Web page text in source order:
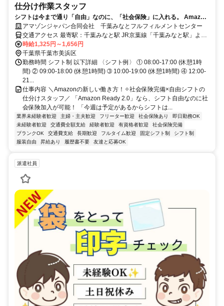
仕分け作業スタッフ
シフトは今まで通り「自由」なのに、「社会保険」に入れる。 Amazon
の新しい働き方『Amazon Ready 2.0』が開始！
アマゾンジャパン合同会社 千葉みなとフルフィルメントセンター
交通アクセス 最寄駅：千葉みなと駅 JR京葉線「千葉みなと駅」より
シャトルバス約10～15分 JR総武線本線「千葉駅」よりシャトルバス
約20～30分 ※シャトルバス運行あり ※自転車通勤可 ※車通勤可、バ
イク通勤不可
時給1,325円～1,656円
千葉県千葉市美浜区
勤務時間 シフト制 以下詳細 〈シフト例〉 ① 08:00-17:00 (休憩1時
間) ② 09:00-18:00 (休憩1時間) ➂ 10:00-19:00 (休憩1時間) ④ 12:00-
21...
仕事内容 ＼Amazonの新しい働き方！✧社会保険完備×自由シフトの
仕分けスタッフ／ 「Amazon Ready 2.0」なら、シフト自由なのに社
会保険加入が可能！ 「今週は予定があるからシフトは...
業界未経験者歓迎 主婦・主夫歓迎 フリーター歓迎 社会保険あり
即日勤務OK
未経験者歓迎
交通費全額支給 経験者歓迎 有資格者歓迎
社会保険完備
ブランクOK
交通費支給 長期歓迎 フルタイム歓迎 固定シフト制
シフト制
服装自由
昇給あり 履歴書不要 友達と応募OK
派遣社員